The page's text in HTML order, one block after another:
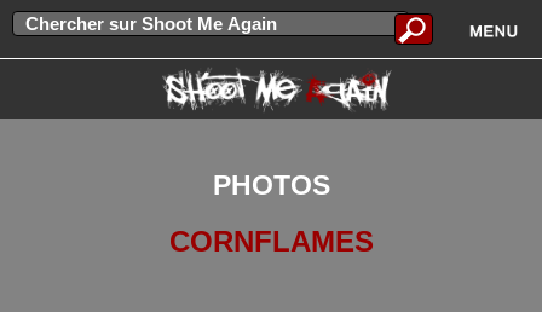
PHOTOS
CORNFLAMES